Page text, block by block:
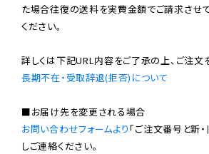
た場合往復の送料を実費金額でご請求させ
ください。
長期不在・受取辞退(拒否)について
お問い合わせフォームより 「ご注文番号と新
しご連絡ください。